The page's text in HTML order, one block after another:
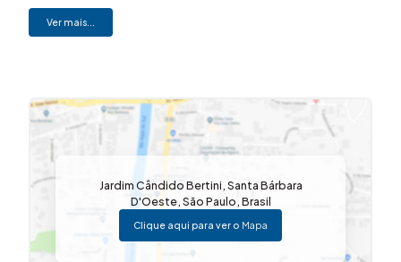
R$350.000,00 mil. . Gostou? Entre em contato (19)3648-
8494 Imovibe imóveis A imobiliária que causa magia em
Ver mais...
Jardim Cândido Bertini,Santa Bárbara
D'Oeste,São Paulo,Brasil
Clique aqui para ver o Mapa